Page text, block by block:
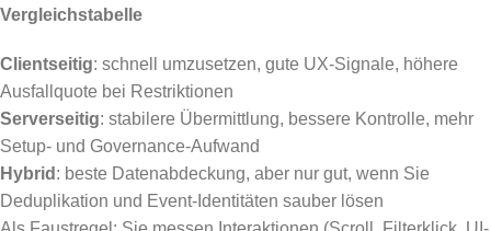
Vergleichstabelle
Clientseitig: schnell umzusetzen, gute UX-Signale, höhere
Ausfallquote bei Restriktionen
Serverseitig: stabilere Übermittlung, bessere Kontrolle, mehr
Setup- und Governance-Aufwand
Hybrid : beste Datenabdeckung, aber nur gut, wenn Sie
Deduplikation und Event-Identitäten sauber lösen